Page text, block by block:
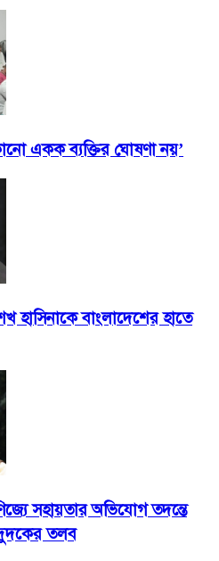
একক ব্যক্তির ঘোষণা নয়’
হাসিনাকে বাংলাদেশের হাতে
সহায়তার অভিযোগ তদন্তে
তলব